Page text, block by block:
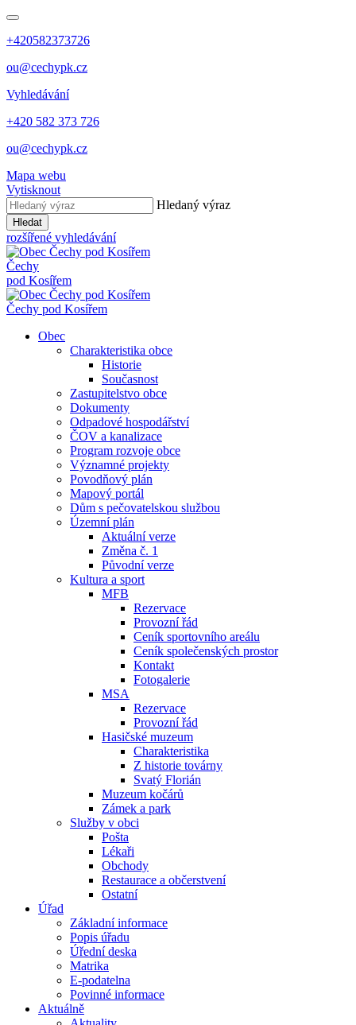
+420582373726
ou@cechypk.cz
Vyhledávání
+420 582 373 726
ou@cechypk.cz
Mapa webu
Vytisknout
Hledaný výraz
Hledat
rozšířené vyhledávání
Čechy
pod Kosířem
Čechy pod Kosířem
Obec
Charakteristika obce
Historie
Současnost
Zastupitelstvo obce
Dokumenty
Odpadové hospodářství
ČOV a kanalizace
Program rozvoje obce
Významné projekty
Povodňový plán
Mapový portál
Dům s pečovatelskou službou
Územní plán
Aktuální verze
Změna č. 1
Původní verze
Kultura a sport
MFB
Rezervace
Provozní řád
Ceník sportovního areálu
Ceník společenských prostor
Kontakt
Fotogalerie
MSA
Rezervace
Provozní řád
Hasičské muzeum
Charakteristika
Z historie továrny
Svatý Florián
Muzeum kočárů
Zámek a park
Služby v obci
Pošta
Lékaři
Obchody
Restaurace a občerstvení
Ostatní
Úřad
Základní informace
Popis úřadu
Úřední deska
Matrika
E-podatelna
Povinné informace
Aktuálně